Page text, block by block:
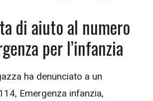
di aiuto al numero
per l’infanzia
ha denunciato a un
Emergenza infanzia,